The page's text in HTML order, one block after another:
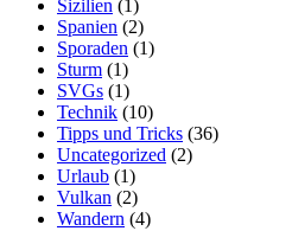
Sizilien (1)
Spanien (2)
Sporaden (1)
Sturm (1)
SVGs (1)
Technik (10)
Tipps und Tricks (36)
Uncategorized (2)
Urlaub (1)
Vulkan (2)
Wandern (4)